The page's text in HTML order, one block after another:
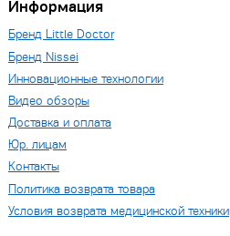
Информация
Бренд Little Doctor
Бренд Nissei
Инновационные технологии
Видео обзоры
Доставка и оплата
Юр. лицам
Контакты
Политика возврата товара
Условия возврата медицинской техники